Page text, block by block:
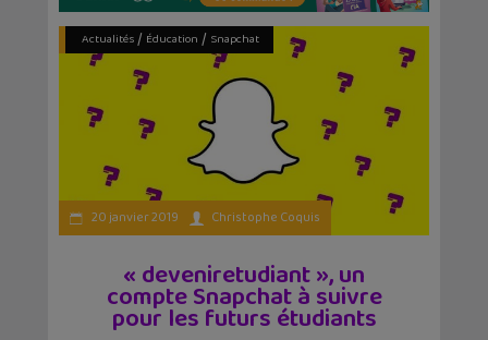
Actualités/ Éducation / Snapchat
20 janvier 2019 Christophe Coquis
« deveniretudiant », un
compte Snapchat à suivre
pour les futurs étudiants